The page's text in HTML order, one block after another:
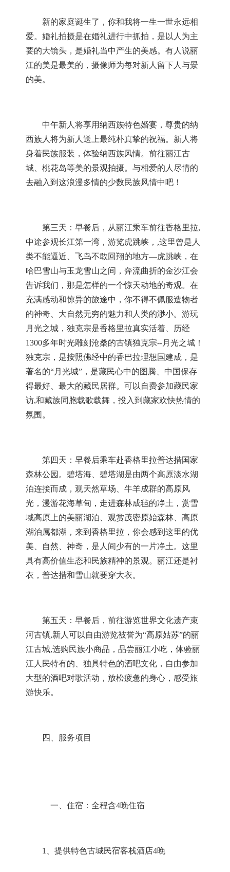
新的家庭诞生了，你和我将一生一世永远相
爱。婚礼拍摄是在婚礼进行中抓拍，是以人为主
要的大镜头，是婚礼当中产生的美感。有人说丽
江的美是最美的，摄像师为每对新人留下人与景
的美。
中午新人将享用纳西族特色婚宴，尊贵的纳
西族人将为新人送上最纯朴真挚的祝福。新人将
身着民族服装，体验纳西族风情。前往丽江古
城、桃花岛等美的景观拍摄。与相爱的人尽情的
去融入到这浪漫多情的少数民族风情中吧！
第三天：早餐后，从丽江乘车前往香格里拉,
中途参观长江第一湾，游览虎跳峡， ,这里曾是人
类不能逼近、飞鸟不敢回翔的地方—虎跳峡，在
哈巴雪山与玉龙雪山之间，奔流曲折的金沙江会
告诉我们，那是怎样的一个惊天动地的奇观。在
充满感动和惊异的旅途中，你不得不佩服造物者
的神奇、大自然无穷的魅力和人类的渺小。游玩
月光之城，独克宗是香格里拉真实活着、历经
1300多年时光雕刻沧桑的古镇独克宗--月光之城！
独克宗，是按照佛经中的香巴拉理想国建成，是
著名的“月光城”，是藏民心中的图腾、中国保存
得最好、最大的藏民居群。可以自费参加藏民家
访,和藏族同胞载歌载舞，投入到藏家欢快热情的
氛围。
第四天：早餐后乘车赴香格里拉普达措国家
森林公园。碧塔海、碧塔湖是由两个高原淡水湖
泊连接而成，观天然草场、牛羊成群的高原风
光，漫游花海草甸，走进森林成毡的净土，赏雪
域高原上的美丽湖泊、观赏茂密原始森林、高原
湖泊属都湖，来到香格里拉，你会感到这里的优
美、自然、神奇，是人间少有的一片净土。这里
具有高价值生态和民族精神的景观。丽江还是衬
衣，普达措和雪山就要穿大衣。
第五天：早餐后，前往游览世界文化遗产束
河古镇,新人可以自由游览被誉为“高原姑苏”的丽
江古城,选购民族小商品，品尝丽江小吃，体验丽
江人民特有的、独具特色的酒吧文化，自由参加
大型的酒吧对歌活动，放松疲惫的身心，感受旅
游快乐。
四、服务项目
一、住宿：全程含4晚住宿
1 、提供特色古城民宿客栈酒店4晚